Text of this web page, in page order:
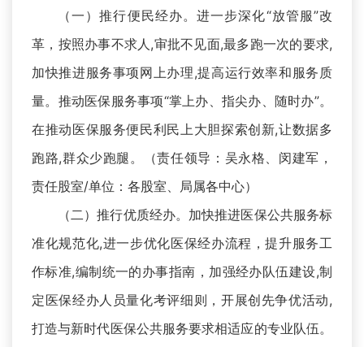
（一）推行便民经办。进一步深化“放管服”改
革，按照办事不求人,审批不见面,最多跑一次的要求,
加快推进服务事项网上办理,提高运行效率和服务质
量。推动医保服务事项“掌上办、指尖办、随时办”。
在推动医保服务便民利民上大胆探索创新,让数据多
跑路,群众少跑腿。（责任领导：吴永格、闵建军，
责任股室/单位：各股室、局属各中心）
（二）推行优质经办。加快推进医保公共服务标
准化规范化,进一步优化医保经办流程，提升服务工
作标准,编制统一的办事指南，加强经办队伍建设,制
定医保经办人员量化考评细则，开展创先争优活动,
打造与新时代医保公共服务要求相适应的专业队伍。